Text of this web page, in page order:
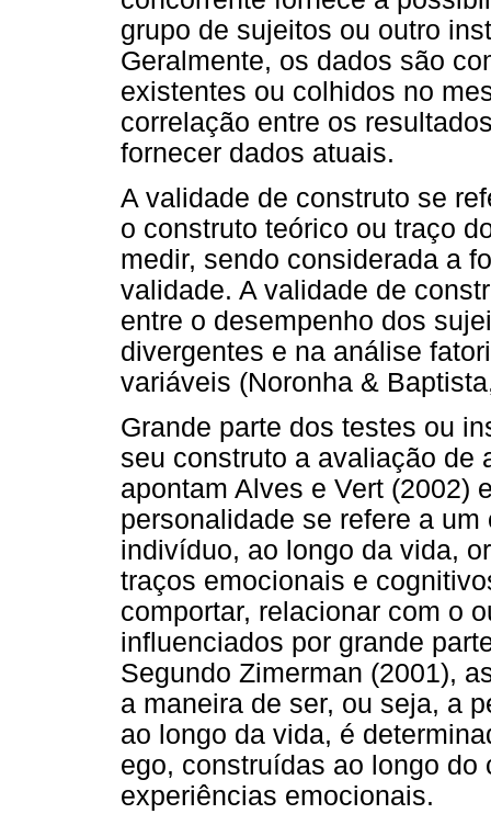
grupo de sujeitos ou outro
Geralmente, os dados são
existentes ou colhidos no
correlação entre os
fornecer dados atuais.
A validade de construto se
o construto teórico ou traço
medir, sendo considerada a
validade. A validade de
entre o desempenho dos
divergentes e na análise
variáveis (Noronha &
Grande parte dos testes ou
seu construto a avaliação de
apontam Alves e Vert (2002)
personalidade se refere a
indivíduo, ao longo da vida,
traços emocionais e
comportar, relacionar com o
influenciados por grande
Segundo Zimerman (2001),
a maneira de ser, ou seja, a
ao longo da vida, é
ego, construídas ao longo
experiências emocionais.